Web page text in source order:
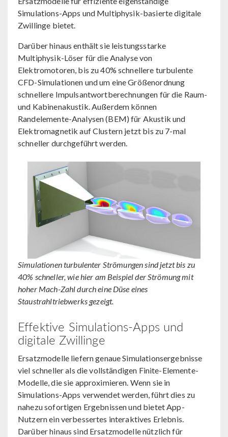
Simulations-Apps und Multiphysik-basierte digitale
Zwillinge bietet.
Darüber hinaus enthält sie leistungsstarke
Multiphysik-Löser für die Analyse von
Elektromotoren, bis zu 40% schnellere turbulente
CFD-Simulationen und um eine Größenordnung
schnellere Impulsantwortberechnungen für die Raum-
und Kabinenakustik. Außerdem können
Randelemente-Analysen (BEM) für Akustik und
Elektromagnetik auf Clustern jetzt bis zu 7-mal
schneller durchgeführt werden.
Simulationen turbulenter Strömungen sind jetzt bis zu
40% schneller, wie hier am Beispiel der Strömung mit
hoher Mach-Zahl durch eine Düse eines
Staustrahltriebwerks gezeigt.
Effektive Simulations-Apps und
digitale Zwillinge
Ersatzmodelle liefern genaue Simulationsergebnisse
viel schneller als die vollständigen Finite-Elemente-
Modelle, die sie approximieren. Wenn sie in
Simulations-Apps verwendet werden, führt dies zu
nahezu sofortigen Ergebnissen und bietet App-
Nutzern ein verbessertes interaktives Erlebnis.
Darüber hinaus sind Ersatzmodelle nützlich für